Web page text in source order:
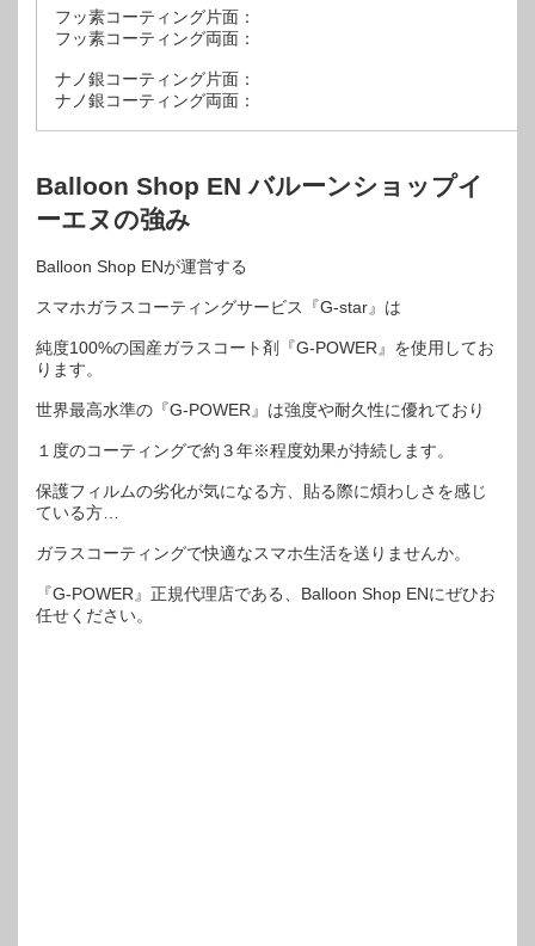
フッ素コーティング片面：
フッ素コーティング両面：
ナノ銀コーティング片面：
ナノ銀コーティング両面：
Balloon Shop EN バルーンショップイ
ーエヌの強み
Balloon Shop ENが運営する
スマホガラスコーティングサービス『G-star』は
純度100%の国産ガラスコート剤『G-POWER』を使用してお
ります。
世界最高水準の『G-POWER』は強度や耐久性に優れており
１度のコーティングで約３年※程度効果が持続します。
保護フィルムの劣化が気になる方、貼る際に煩わしさを感じ
ている方…
ガラスコーティングで快適なスマホ生活を送りませんか。
『G-POWER』正規代理店である、Balloon Shop ENにぜひお
任せください。